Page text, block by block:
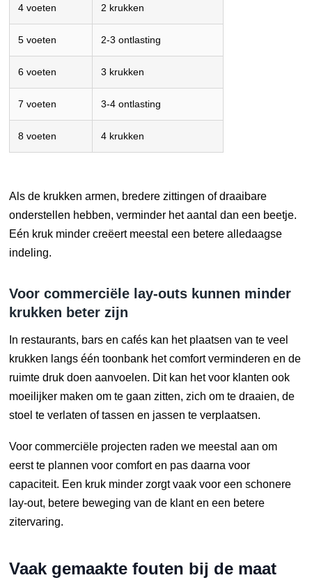
4 voeten 2 krukken
5 voeten 2-3 ontlasting
6 voeten 3 krukken
7 voeten 3-4 ontlasting
8 voeten 4 krukken
Als de krukken armen, bredere zittingen of draaibare
onderstellen hebben, verminder het aantal dan een beetje.
Eén kruk minder creëert meestal een betere alledaagse
indeling.
Voor commerciële lay-outs kunnen minder
krukken beter zijn
In restaurants, bars en cafés kan het plaatsen van te veel
krukken langs één toonbank het comfort verminderen en de
ruimte druk doen aanvoelen. Dit kan het voor klanten ook
moeilijker maken om te gaan zitten, zich om te draaien, de
stoel te verlaten of tassen en jassen te verplaatsen.
Voor commerciële projecten raden we meestal aan om
eerst te plannen voor comfort en pas daarna voor
capaciteit. Een kruk minder zorgt vaak voor een schonere
lay-out, betere beweging van de klant en een betere
zitervaring.
Vaak gemaakte fouten bij de maat